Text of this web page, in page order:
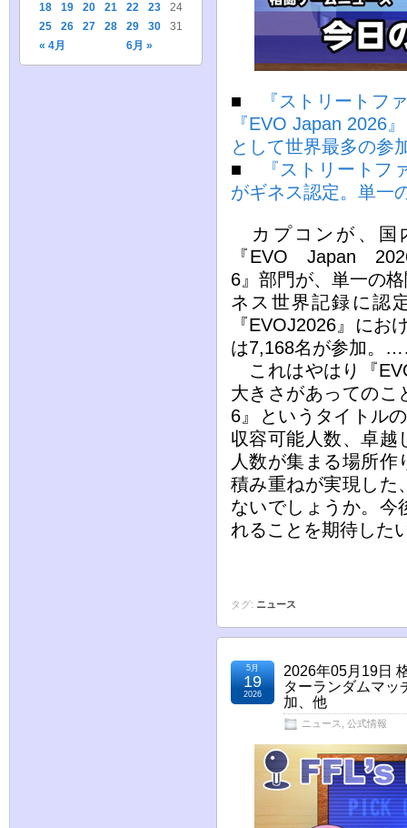
■
『ストリートフ
『EVO Japan 2026
として世界最多の参
■
『ストリートフ
がギネス認定。単一
カプコンが、国
『EVO Japan
6』部門が、単一の
ネス世界記録に認
『EVOJ2026』にお
は7,168名が参加。
これはやはり『
大きさがあってのこ
6』というタイトル
収容可能人数、卓越
人数が集まる場所
積み重ねが実現した
ないでしょうか。今
れることを期待した
タグ: ニュース
2026年05月19日
ターランダムマッ
加、他
ニュース 公式情報
5月
19
2026
« 4月 6月 »
18
19 20 21 22 23
24
25
26 27 28 29 30 31